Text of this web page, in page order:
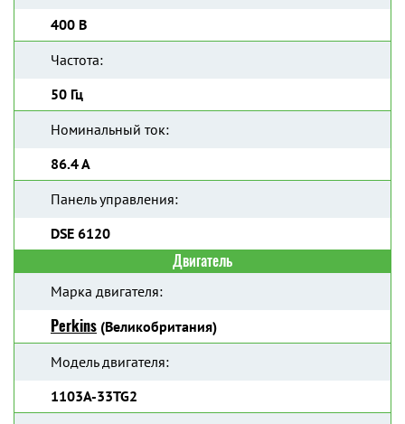
400 В
Частота:
50 Гц
Номинальный ток:
86.4 А
Панель управления:
DSE 6120
Двигатель
Марка двигателя:
Perkins (Великобритания)
Модель двигателя:
1103A-33TG2